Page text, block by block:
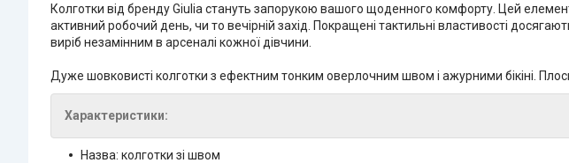
Колготки від бренду Giulia стануть запорукою вашого щоденного комфорту. Цей
активний робочий день, чи то вечірній захід. Покращені тактильні властивості
виріб незамінним в арсеналі кожної дівчини.
Дуже шовковисті колготки з ефектним тонким оверлочним швом і ажурними бікіні.
Характеристики:
Назва: колготки зі швом